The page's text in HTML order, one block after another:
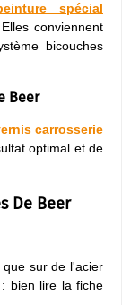
spécial
conviennent
bicouches
Beer
carrosserie
optimal et de
De Beer
que sur de l'acier
bien lire la fiche